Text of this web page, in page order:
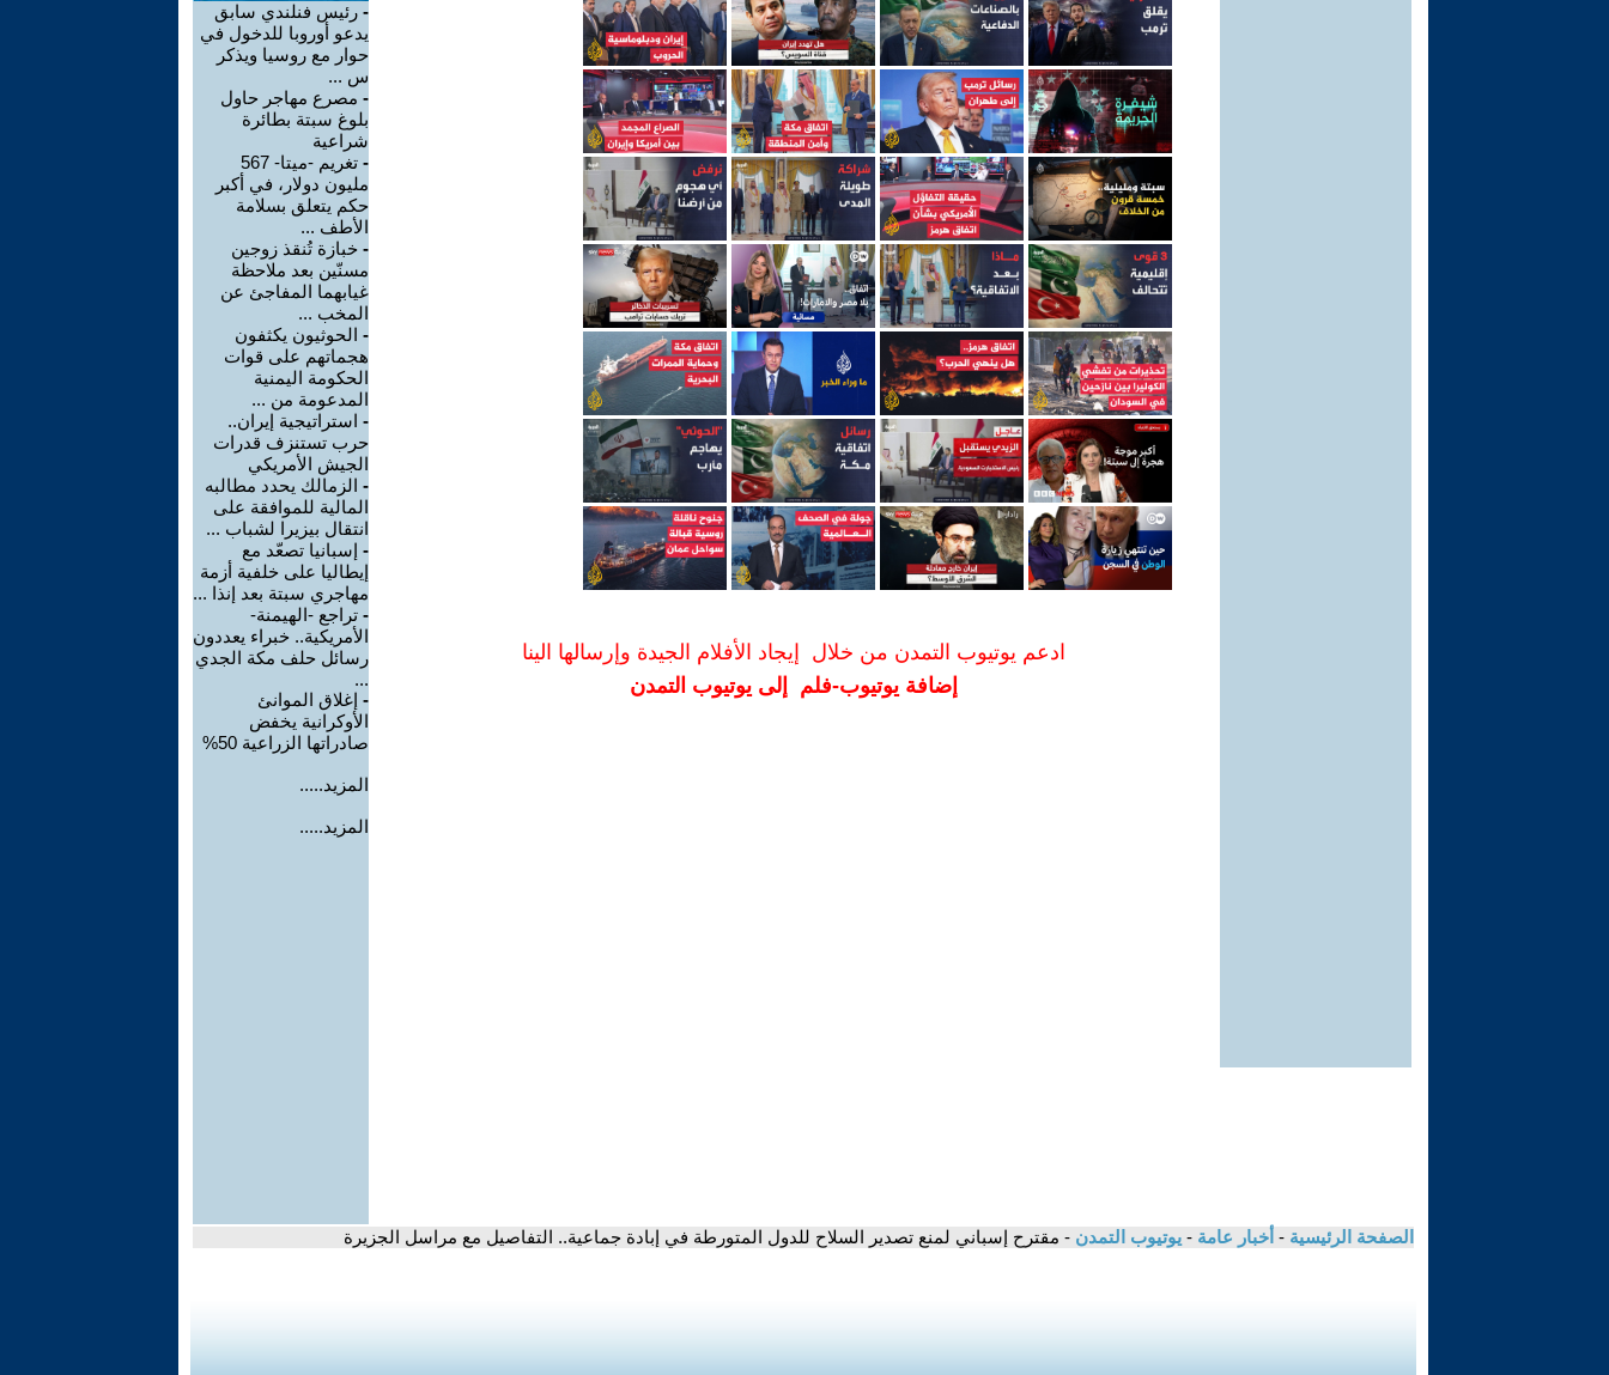
ادعم يوتيوب التمدن من خلال إيجاد الأفلام الجيدة وإرسالها الينا
إضافة يوتيوب-فلم إلى يوتيوب التمدن
- رئيس فنلندي سابق
يدعو أوروبا للدخول في
حوار مع روسيا ويذكر
س ...
- مصرع مهاجر حاول
بلوغ سبتة بطائرة
شراعية
-
تغريم -ميتا- 567
مليون دولار، في أكبر
حكم يتعلق بسلامة
الأطف ...
- خبازة تُنقذ زوجين
مسنّين بعد ملاحظة
غيابهما المفاجئ عن
المخب ...
- الحوثيون يكثفون
هجماتهم على قوات
الحكومة اليمنية
المدعومة من ...
- استراتيجية إيران..
حرب تستنزف قدرات
الجيش الأمريكي
- الزمالك يحدد مطالبه
المالية للموافقة على
انتقال بيزيرا لشباب ...
- إسبانيا تصعّد مع
إيطاليا على خلفية أزمة
مهاجري سبتة بعد إنذا ...
- تراجع -الهيمنة-
الأمريكية.. خبراء يعددون
رسائل حلف مكة الجدي
...
- إغلاق الموانئ
الأوكرانية يخفض
صادراتها الزراعية 50%
المزيد.....
المزيد.....
الصفحة الرئيسية - أخبار عامة - يوتيوب التمدن - مقترح إسباني لمنع تصدير السلاح للدول المتورطة في إبادة جماعية.. التفاصيل مع مراسل الجزيرة